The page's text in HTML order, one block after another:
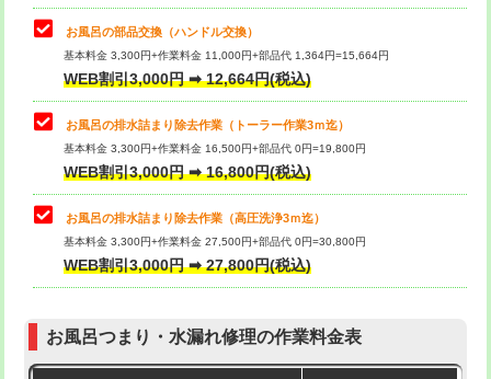
トイレタンク脱着
トイレ便器脱着
タンクレストイレ脱着 33,000円
小便器トイレ脱着
その他部品の脱着 8,800円～
交換・取付（タンク）
交換・取付（普通便座） 11,000円+材料費
お風呂の部品交換（ハンドル交換）
基本料金 3,300円+作業料金 11,000円+部品代 1,364円=15,664円
WEB割引3,000円 ➡ 12,664円(税込)
お風呂の排水詰まり除去作業（トーラー作業3ｍ迄）
基本料金 3,300円+作業料金 16,500円+部品代 0円=19,800円
WEB割引3,000円 ➡ 16,800円(税込)
お風呂の排水詰まり除去作業（高圧洗浄3ｍ迄）
基本料金 3,300円+作業料金 27,500円+部品代 0円=30,800円
WEB割引3,000円 ➡ 27,800円(税込)
お風呂つまり・水漏れ修理の作業料金表